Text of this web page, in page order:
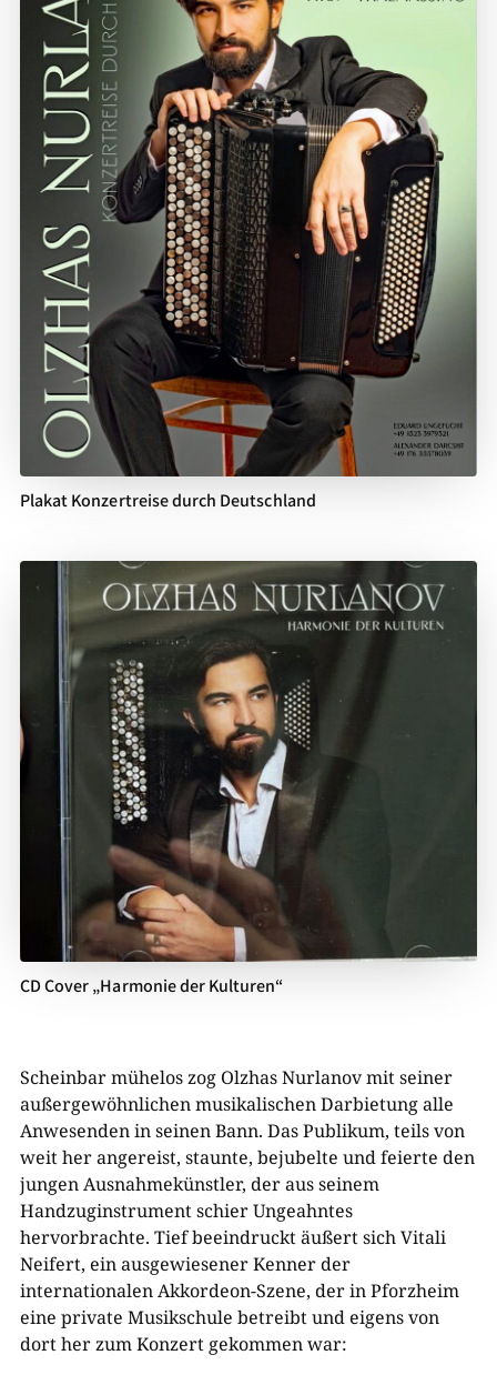
Plakat Konzertreise durch Deutschland
CD Cover „Harmonie der Kulturen“
Scheinbar mühelos zog Olzhas Nurlanov mit seiner
außergewöhnlichen musikalischen Darbietung alle
Anwesenden in seinen Bann. Das Publikum, teils von
weit her angereist, staunte, bejubelte und feierte den
jungen Ausnahmekünstler, der aus seinem
Handzuginstrument schier Ungeahntes
hervorbrachte. Tief beeindruckt äußert sich Vitali
Neifert, ein ausgewiesener Kenner der
internationalen Akkordeon-Szene, der in Pforzheim
eine private Musikschule betreibt und eigens von
dort her zum Konzert gekommen war: